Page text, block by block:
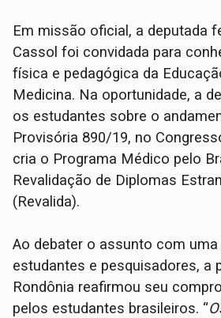
Em missão oficial, a deputada
Cassol foi convidada para
física e pedagógica da
Medicina. Na oportunidade, a
os estudantes sobre o
Provisória 890/19, no
cria o Programa Médico pelo
Revalidação de Diplomas
(Revalida).
Ao debater o assunto com uma
estudantes e pesquisadores, a
Rondônia reafirmou seu
pelos estudantes brasileiros. “